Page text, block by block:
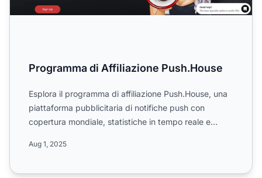
Programma di Affiliazione Push.House
Esplora il programma di affiliazione Push.House, una
piattaforma pubblicitaria di notifiche push con
copertura mondiale, statistiche in tempo reale e
Aug 1, 2025